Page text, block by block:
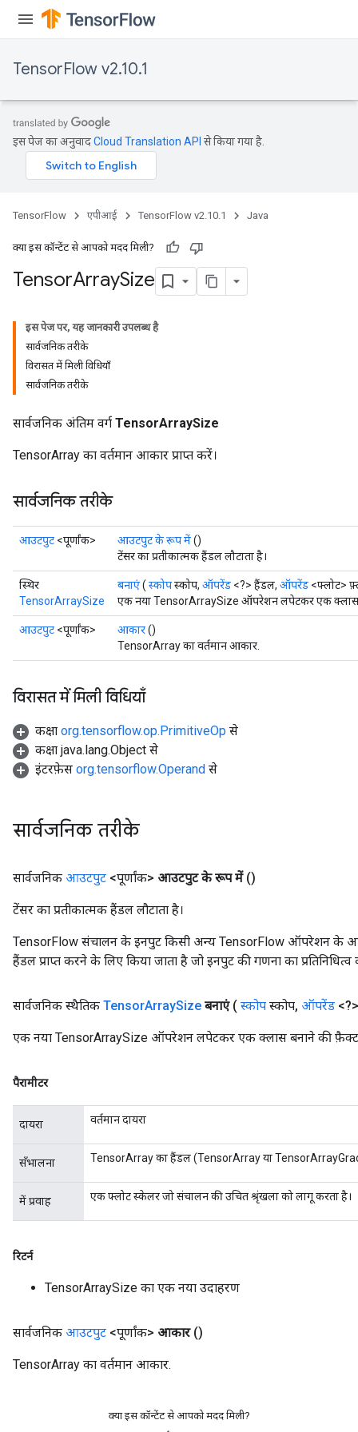
TensorFlow v2.10.1
इस पेज का अनुवादCloud Translation API से किया गया है.
TensorFlow एपीआई TensorFlow v2.10.1 Java
क्या इस कॉन्टेंट से आपको मदद मिली?
TensorArraySize
इस पेज पर, यह जानकारी उपलब्ध है
सार्वजनिक तरीके
विरासत में मिली विधियाँ
सार्वजनिक तरीके
सार्वजनिक अंतिम वर्ग TensorArraySize
TensorArray का वर्तमान आकार प्राप्त करें।
सार्वजनिक तरीके
आउटपुट <पूर्णांक> आउटपुट के रूप में()
टेंसर का प्रतीकात्मक हैंडल लौटाता है।
स्थिर
TensorArraySize
बनाएं( स्कोपस्कोप, ऑपरेंड <?> हैंडल, ऑपरेंड <फ्लोट>
एक नया TensorArraySize ऑपरेशन लपेटकर एक क्लास
आउटपुट <पूर्णांक> आकार()
TensorArray का वर्तमान आकार.
विरासत में मिली विधियाँ
कक्षा org.tensorflow.op.PrimitiveOp से
कक्षा java.lang.Object से
इंटरफ़ेस org.tensorflow.Operand से
सार्वजनिक तरीके
सार्वजनिक आउटपुट <पूर्णांक> आउटपुट के रूप में ()
टेंसर का प्रतीकात्मक हैंडल लौटाता है।
TensorFlow संचालन के इनपुट किसी अन्य TensorFlow ऑपरेशन के
हैंडल प्राप्त करने के लिए किया जाता है जो इनपुट की गणना का प्रतिनिधित्व
सार्वजनिक स्थैतिक TensorArraySize बनाएं ( स्कोप स्कोप, ऑपरेंड
एक नया TensorArraySize ऑपरेशन लपेटकर एक क्लास बनाने की
पैरामीटर
दायरा वर्तमान दायरा
सँभालना TensorArray का हैंडल (TensorArray या
में प्रवाह एक फ्लोट स्केलर जो संचालन की उचित श्रृंखला को लागू करता है।
रिटर्न
TensorArraySize का एक नया उदाहरण
सार्वजनिक आउटपुट <पूर्णांक> आकार ()
TensorArray का वर्तमान आकार.
क्या इस कॉन्टेंट से आपको मदद मिली?